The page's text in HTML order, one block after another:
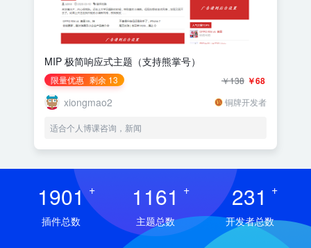
MIP 极简响应式主题（支持熊掌号）
限量优惠 剩余 13 ￥68
￥138
xiongmao2 铜牌开发者
适合个人博课咨询，新闻
1901 +
插件总数
1161 +
主题总数
231 +
开发者总数